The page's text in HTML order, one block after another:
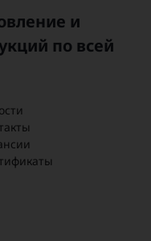
и
по всей